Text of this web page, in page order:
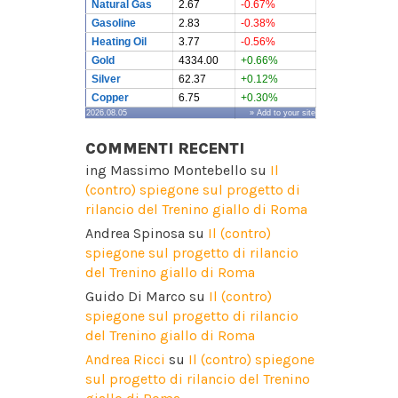
Natural Gas
2.67
-0.67%
Gasoline
2.83
-0.38%
Heating Oil
3.77
-0.56%
Gold
4334.00
+0.66%
Silver
62.37
+0.12%
Copper
6.75 +0.30%
2026.08.05 » Add to your site
COMMENTI RECENTI
ing Massimo Montebello su Il
(contro) spiegone sul progetto di
rilancio del Trenino giallo di Roma
Andrea Spinosa su Il (contro)
spiegone sul progetto di rilancio
del Trenino giallo di Roma
Guido Di Marco su Il (contro)
spiegone sul progetto di rilancio
del Trenino giallo di Roma
Andrea Ricci su Il (contro) spiegone
sul progetto di rilancio del Trenino